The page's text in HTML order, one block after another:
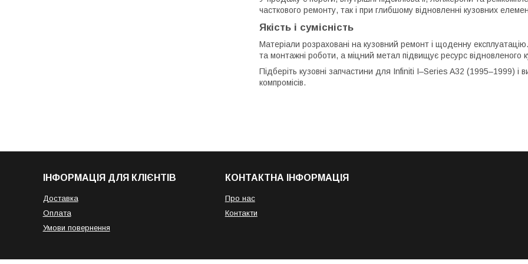
часткового ремонту, так і при глибшому відновленні кузовних
Якість і сумісність
Матеріали розраховані на кузовний ремонт і щоденну
та монтажні роботи, а міцний метал підвищує ресурс відновленого
Підберіть кузовні запчастини для Infiniti I–Series A32 (1995–1999) і
компромісів.
ІНФОРМАЦІЯ ДЛЯ КЛІЄНТІВ
Доставка
Оплата
Умови повернення
КОНТАКТНА ІНФОРМАЦІЯ
Про нас
Контакти